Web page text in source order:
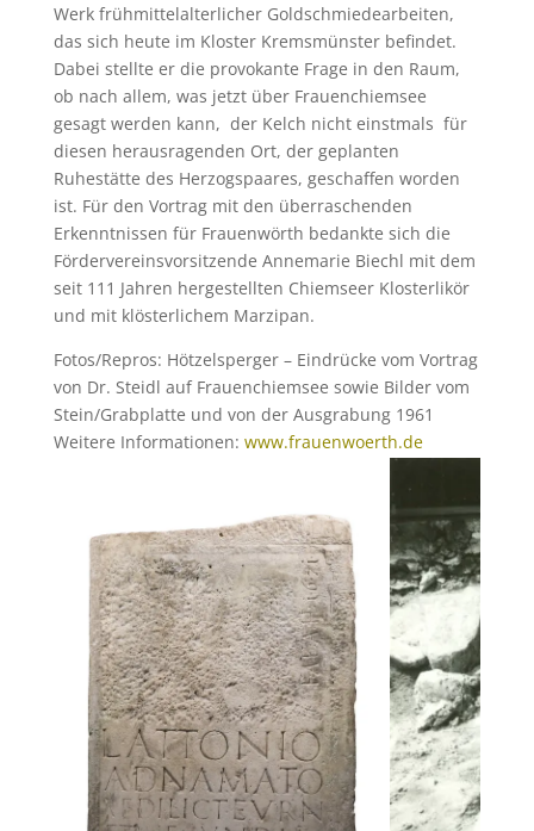
Werk frühmittelalterlicher Goldschmiedearbeiten,
das sich heute im Kloster Kremsmünster befindet.
Dabei stellte er die provokante Frage in den Raum,
ob nach allem, was jetzt über Frauenchiemsee
gesagt werden kann, der Kelch nicht einstmals für
diesen herausragenden Ort, der geplanten
Ruhestätte des Herzogspaares, geschaffen worden
ist. Für den Vortrag mit den überraschenden
Erkenntnissen für Frauenwörth bedankte sich die
Fördervereinsvorsitzende Annemarie Biechl mit dem
seit 111 Jahren hergestellten Chiemseer Klosterlikör
und mit klösterlichem Marzipan.
Fotos/Repros: Hötzelsperger – Eindrücke vom Vortrag
von Dr. Steidl auf Frauenchiemsee sowie Bilder vom
Stein/Grabplatte und von der Ausgrabung 1961
Weitere Informationen: www.frauenwoerth.de